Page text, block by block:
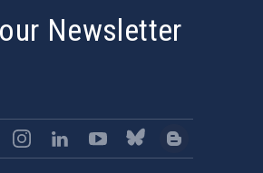
Newsletter